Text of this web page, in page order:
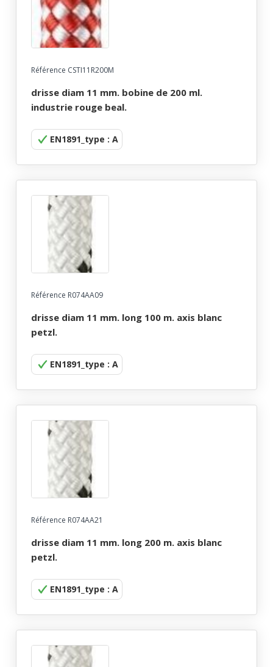
Référence CSTI11R200M
drisse diam 11 mm. bobine de 200 ml.
industrie rouge beal.
EN1891_type : A
Référence R074AA09
drisse diam 11 mm. long 100 m. axis blanc
petzl.
EN1891_type : A
Référence R074AA21
drisse diam 11 mm. long 200 m. axis blanc
petzl.
EN1891_type : A